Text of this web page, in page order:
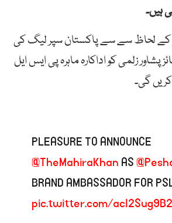
ہیں۔
کے لحاظ سے سے پاکستان سپر لیگ کی
زلمی کو اداکارہ ماہرہ پی ایس ایل
PLEASURE TO ANNOUNCE
@TheMahiraKhan AS
BRAND AMBASSADOR FOR
pic.twitter.com/acI2Sug9B2